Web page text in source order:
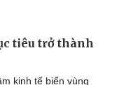
tiêu trở thành
kinh tế biển vùng